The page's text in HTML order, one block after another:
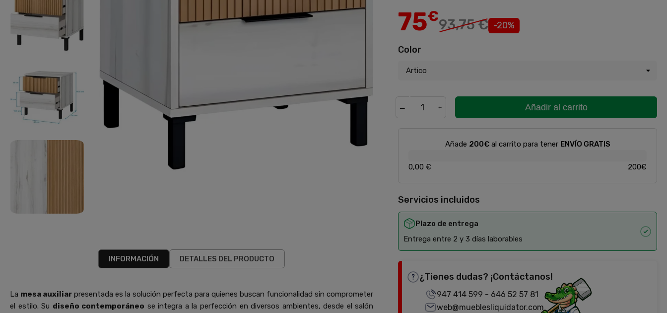
INFORMACIÓN DETALLES DEL PRODUCTO
La mesa auxiliar presentada es la solución perfecta para quienes buscan funcionalidad sin comprometer
el estilo. Su diseño contemporáneo se integra a la perfección en diversos ambientes, desde el salón
75€
93,75 € -20%
Color
Añadir al carrito
Añade 200€al carrito para tener ENVÍO GRATIS
0,00 € 200€
Servicios incluidos
Plazo de entrega
Entrega entre 2 y 3 días laborables
¿Tienes dudas? ¡Contáctanos!
947 414 599 - 646 52 57 81
web@mueblesliquidator.com